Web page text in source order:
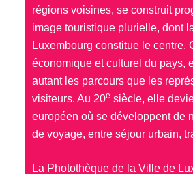
régions voisines, se construit
image touristique plurielle, dont
Luxembourg constitue le
économique et culturel du pays,
autant les parcours que les
visiteurs. Au 20e siècle, elle
européen où se développent de
de voyage, entre séjour urbain,
La Photothèque de la Ville de